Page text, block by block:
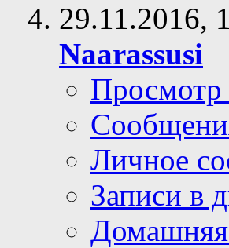
29.11.2016,
Naarassusi
Личное
Записи в
Домашняя